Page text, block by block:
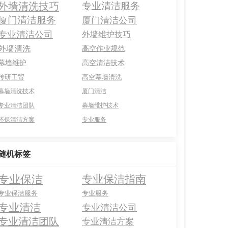
墙清洗技巧
专业清洁服务
门清洁服务
厦门清洁公司
业清洁公司
外墙维护技巧
墙清洗
高空作业规范
墙维护
高空清洁技术
研工贸
高空幕墙清洗
墙清洗技术
厦门清洁
业清洁团队
幕墙维护技术
保清洁方案
专业服务
机标签
业保洁 专业保洁指南
业保洁服务 专业服务
业清洁 专业清洁公司
业清洁团队 专业清洁方案